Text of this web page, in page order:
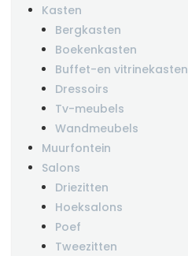
Kasten
Bergkasten
Boekenkasten
Buffet-en vitrinekasten
Dressoirs
Tv-meubels
Wandmeubels
Muurfontein
Salons
Driezitten
Hoeksalons
Poef
Tweezitten